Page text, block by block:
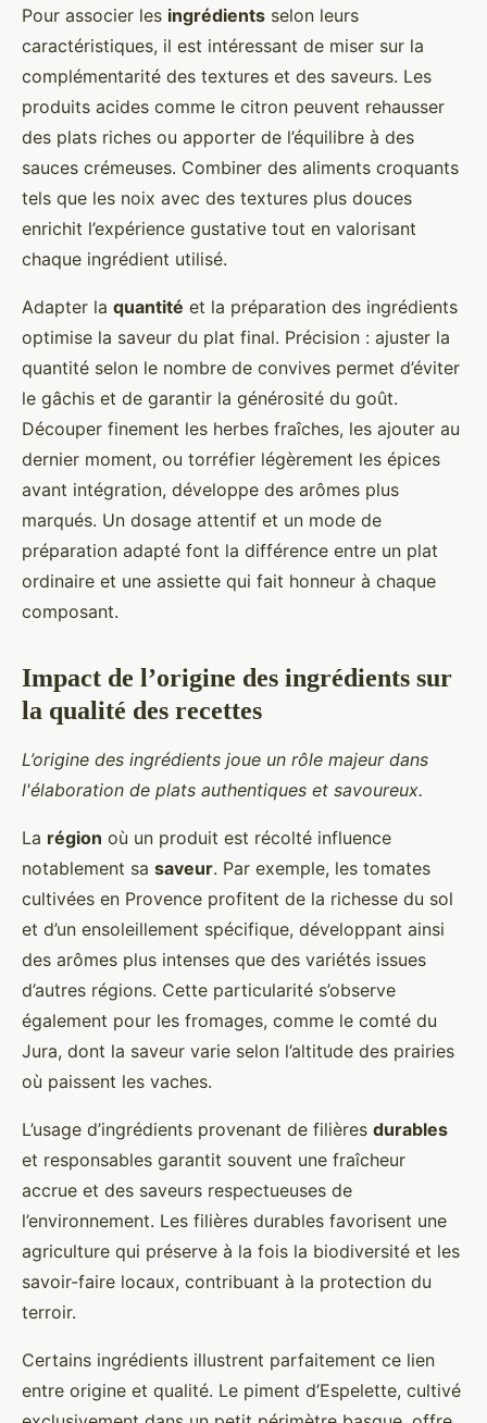
Pour associer les ingrédients selon leurs
caractéristiques, il est intéressant de miser sur la
complémentarité des textures et des saveurs. Les
produits acides comme le citron peuvent rehausser
des plats riches ou apporter de l’équilibre à des
sauces crémeuses. Combiner des aliments croquants
tels que les noix avec des textures plus douces
enrichit l’expérience gustative tout en valorisant
chaque ingrédient utilisé.
Adapter la quantité et la préparation des ingrédients
optimise la saveur du plat final. Précision : ajuster la
quantité selon le nombre de convives permet d’éviter
le gâchis et de garantir la générosité du goût.
Découper finement les herbes fraîches, les ajouter au
dernier moment, ou torréfier légèrement les épices
avant intégration, développe des arômes plus
marqués. Un dosage attentif et un mode de
préparation adapté font la différence entre un plat
ordinaire et une assiette qui fait honneur à chaque
composant.
Impact de l’origine des ingrédients sur
la qualité des recettes
L’origine des ingrédients joue un rôle majeur dans
l'élaboration de plats authentiques et savoureux.
La région où un produit est récolté influence
notablement sa saveur. Par exemple, les tomates
cultivées en Provence profitent de la richesse du sol
et d’un ensoleillement spécifique, développant ainsi
des arômes plus intenses que des variétés issues
d’autres régions. Cette particularité s’observe
également pour les fromages, comme le comté du
Jura, dont la saveur varie selon l’altitude des prairies
où paissent les vaches.
L’usage d’ingrédients provenant de filières durables
et responsables garantit souvent une fraîcheur
accrue et des saveurs respectueuses de
l’environnement. Les filières durables favorisent une
agriculture qui préserve à la fois la biodiversité et les
savoir-faire locaux, contribuant à la protection du
terroir.
Certains ingrédients illustrent parfaitement ce lien
entre origine et qualité. Le piment d’Espelette, cultivé